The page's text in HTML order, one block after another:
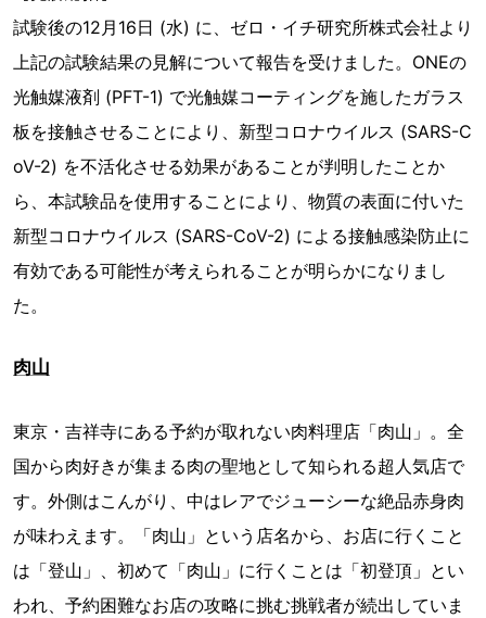
試験後の12月16日 (水) に、ゼロ・イチ研究所株式会社より
上記の試験結果の見解について報告を受けました。ONEの
光触媒液剤 (PFT-1) で光触媒コーティングを施したガラス
板を接触させることにより、新型コロナウイルス (SARS-C
oV-2) を不活化させる効果があることが判明したことか
ら、本試験品を使用することにより、物質の表面に付いた
新型コロナウイルス (SARS-CoV-2) による接触感染防止に
有効である可能性が考えられることが明らかになりまし
た。
肉山
東京・吉祥寺にある予約が取れない肉料理店「肉山」。全
国から肉好きが集まる肉の聖地として知られる超人気店で
す。外側はこんがり、中はレアでジューシーな絶品赤身肉
が味わえます。「肉山」という店名から、お店に行くこと
は「登山」、初めて「肉山」に行くことは「初登頂」とい
われ、予約困難なお店の攻略に挑む挑戦者が続出していま